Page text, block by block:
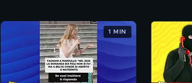
1 MIN